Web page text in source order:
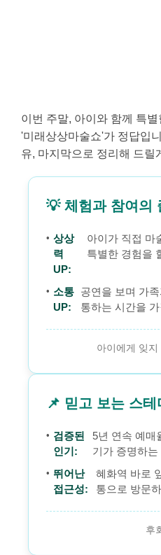
이번 주말, 아이와 함께 특
'미래상상마술쇼'가 정답입
유, 마지막으로 정리해 드릴
💡 체험과 참여의
상상
력
UP:
아이가 직접 마
특별한 경험을
소통
UP:
공연을 보며 가
통하는 시간을
아이에게 잊
📌 믿고 보는 스테
검증된
인기:
5년 연속 예매
기가 증명하
뛰어난
접근성:
혜화역 바로
통으로 방문
후